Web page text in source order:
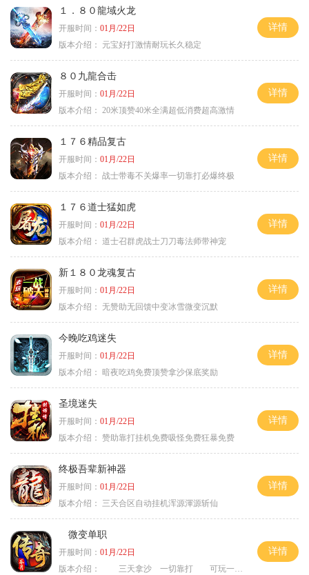
１．８０龍域火龙
开服时间： 01月/22日
版本介绍：
元宝好打激情耐玩长久稳定
详情
８０九龍合击
开服时间： 01月/22日
版本介绍： 20米顶赞40米全满超低消费超高激情
详情
１７６精品复古
开服时间： 01月/22日
版本介绍： 战士带毒不关爆率一切靠打必爆终极
详情
１７６道士猛如虎
开服时间： 01月/22日
版本介绍： 道士召群虎战士刀刀毒法师带神宠
详情
新１８０龙魂复古
开服时间： 01月/22日
版本介绍： 无赞助无回馈中变冰雪微变沉默
详情
今晚吃鸡迷失
开服时间： 01月/22日
版本介绍：
暗夜吃鸡免费顶赞拿沙保底奖励
详情
圣境迷失
开服时间： 01月/22日
版本介绍： 赞助靠打挂机免费吸怪免费狂暴免费
详情
终极吾辈新神器
开服时间： 01月/22日
版本介绍：
三天合区自动挂机浑源渾源斩仙
详情
微变单职
开服时间： 01月/22日
版本介绍：
三天拿沙 一切靠打 可玩一年
详情